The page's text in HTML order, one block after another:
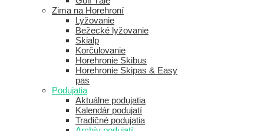
Zima na Horehroní
Lyžovanie
Bežecké lyžovanie
Skialp
Korčulovanie
Horehronie Skibus
Horehronie Skipas & Easy
pas
Podujatia
Aktuálne podujatia
Kalendár podujatí
Tradičné podujatia